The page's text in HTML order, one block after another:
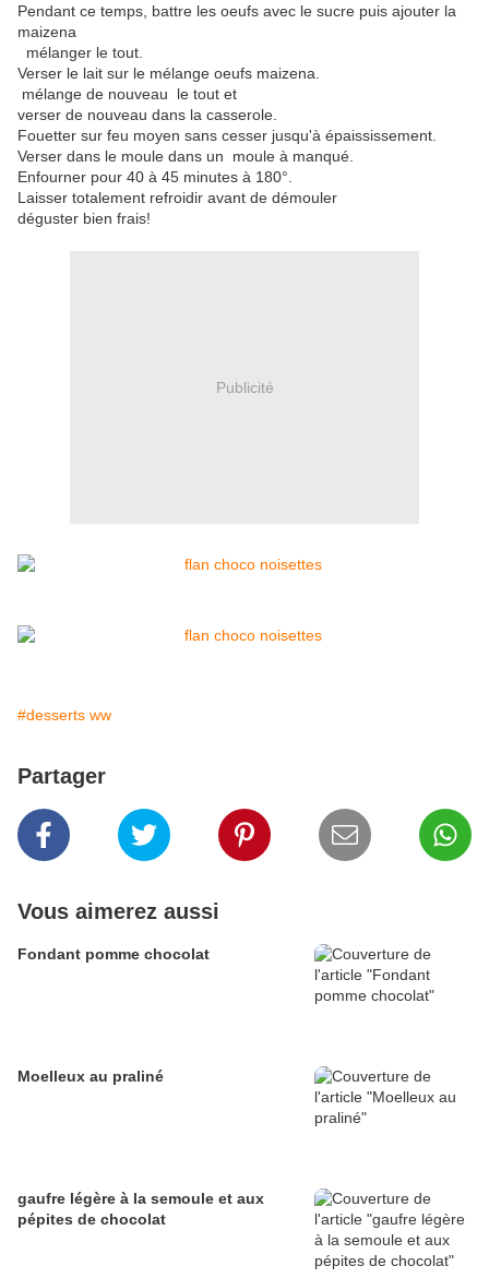
Pendant ce temps, battre les oeufs avec le sucre puis ajouter la
maizena
mélanger le tout.
Verser le lait sur le mélange oeufs maizena.
mélange de nouveau le tout et
verser de nouveau dans la casserole.
Fouetter sur feu moyen sans cesser jusqu'à épaississement.
Verser dans le moule dans un moule à manqué.
Enfourner pour 40 à 45 minutes à 180°.
Laisser totalement refroidir avant de démouler
déguster bien frais!
Publicité
#desserts ww
Partager
Vous aimerez aussi
Fondant pomme chocolat
Moelleux au praliné
gaufre légère à la semoule et aux
pépites de chocolat